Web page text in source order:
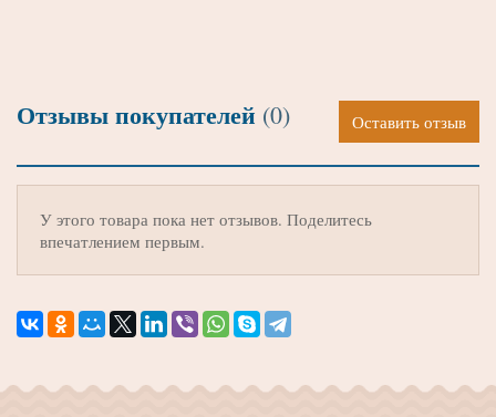
Отзывы покупателей (0) Оставить отзыв
У этого товара пока нет отзывов. Поделитесь
впечатлением первым.